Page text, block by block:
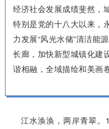
经济社会发展成绩斐然，
特别是党的十八大以来，
力发展“风光水储”清洁能
长廊，加快新型城镇化建
谐相融，全域描绘和美画卷
江水涣涣，两岸青翠